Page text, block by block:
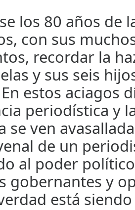
los 80 años de
con sus
recordar la
y sus seis
estos aciagos
periodística y
se ven
de un
al poder
gobernantes y
está